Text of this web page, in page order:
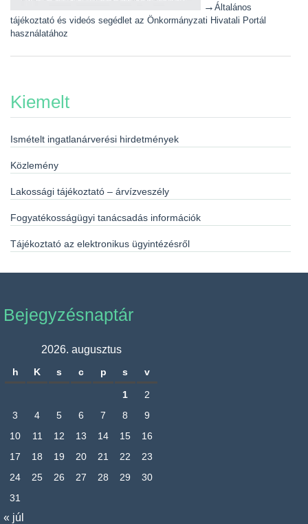
→ Általános
tájékoztató és videós segédlet az Önkormányzati Hivatali Portál
használatához
Kiemelt
Ismételt ingatlanárverési hirdetmények
Közlemény
Lakossági tájékoztató – árvízveszély
Fogyatékosságügyi tanácsadás információk
Tájékoztató az elektronikus ügyintézésről
Bejegyzésnaptár
2026. augusztus
h K s c p s v
1
2
3
4 5 6 7 8
9
10
11 12 13 14 15
16
17
18 19 20 21 22
23
24
25 26 27 28 29
30
31
« júl